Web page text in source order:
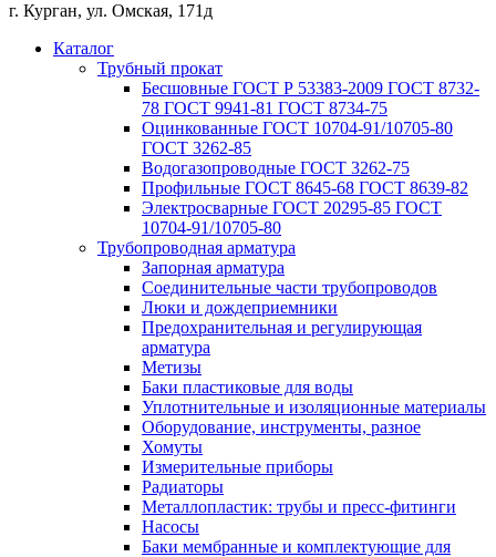
г. Курган, ул. Омская, 171д
Каталог
Трубный прокат
Беcшовные ГОСТ Р 53383-2009 ГОСТ 8732-
78 ГОСТ 9941-81 ГОСТ 8734-75
Оцинкованные ГОСТ 10704-91/10705-80
ГОСТ 3262-85
Водогазопроводные ГОСТ 3262-75
Профильные ГОСТ 8645-68 ГОСТ 8639-82
Электросварные ГОСТ 20295-85 ГОСТ
10704-91/10705-80
Трубопроводная арматура
Запорная арматура
Соединительные части трубопроводов
Люки и дождеприемники
Предохранительная и регулирующая
арматура
Метизы
Баки пластиковые для воды
Уплотнительные и изоляционные материалы
Оборудование, инструменты, разное
Хомуты
Измерительные приборы
Радиаторы
Металлопластик: трубы и пресс-фитинги
Насосы
Баки мембранные и комплектующие для